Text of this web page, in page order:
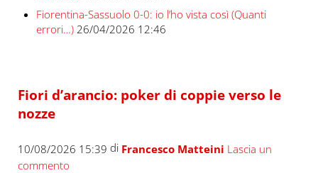
Fiorentina-Sassuolo 0-0: io l’ho vista così (Quanti
errori…) 26/04/2026 12:46
Fiori d’arancio: poker di coppie verso le
nozze
10/08/2026 15:39 di Francesco Matteini Lascia un
commento